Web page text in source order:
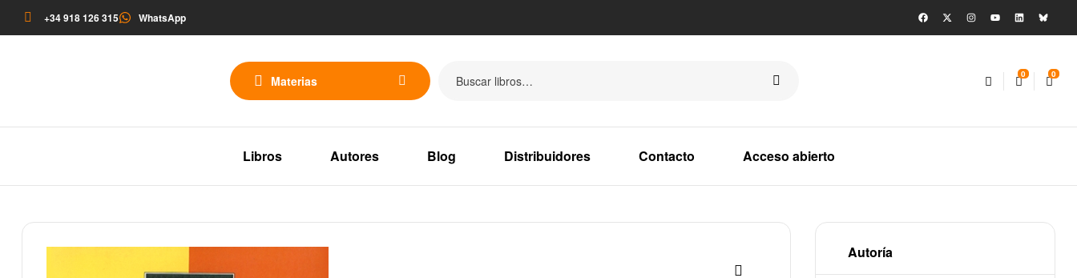
+34 918 126 315 WhatsApp
Materias 0 0
Libros Autores Blog Distribuidores Contacto Acceso abierto
Autoría